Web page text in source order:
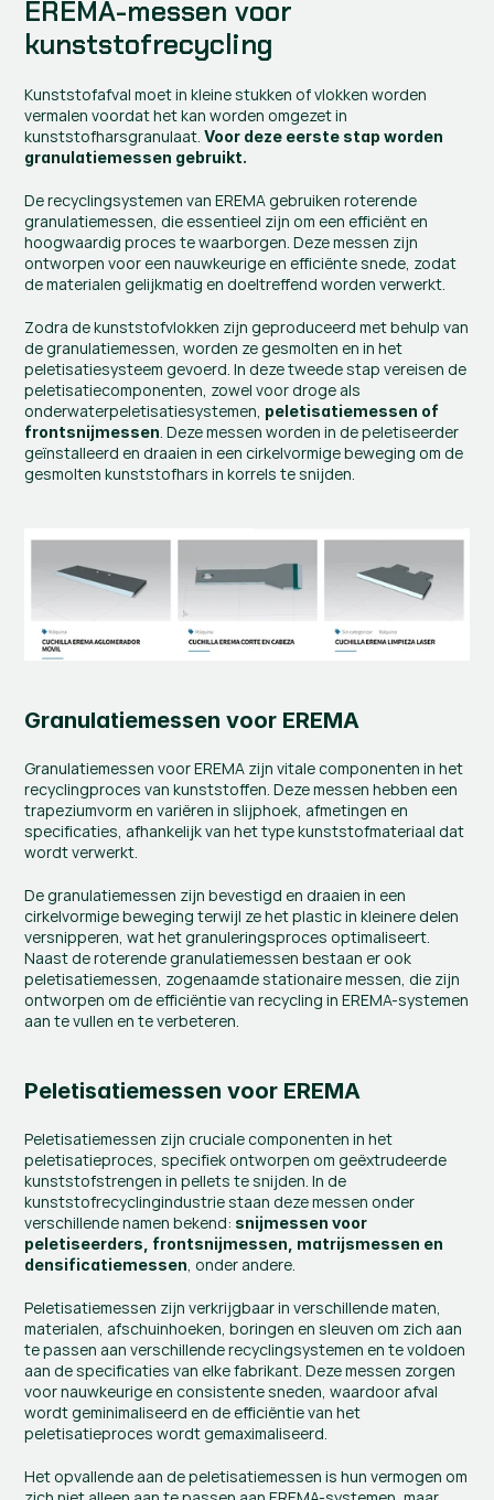
EREMA-messen voor
kunststofrecycling
Kunststofafval moet in kleine stukken of vlokken worden
vermalen voordat het kan worden omgezet in
kunststofharsgranulaat. Voor deze eerste stap worden
granulatiemessen gebruikt.
De recyclingsystemen van EREMA gebruiken roterende
granulatiemessen, die essentieel zijn om een efficiënt en
hoogwaardig proces te waarborgen. Deze messen zijn
ontworpen voor een nauwkeurige en efficiënte snede, zodat
de materialen gelijkmatig en doeltreffend worden verwerkt.
Zodra de kunststofvlokken zijn geproduceerd met behulp van
de granulatiemessen, worden ze gesmolten en in het
peletisatiesysteem gevoerd. In deze tweede stap vereisen de
peletisatiecomponenten, zowel voor droge als
onderwaterpeletisatiesystemen, peletisatiemessen of
frontsnijmessen. Deze messen worden in de peletiseerder
geïnstalleerd en draaien in een cirkelvormige beweging om de
gesmolten kunststofhars in korrels te snijden.
Granulatiemessen voor EREMA
Granulatiemessen voor EREMA zijn vitale componenten in het
recyclingproces van kunststoffen. Deze messen hebben een
trapeziumvorm en variëren in slijphoek, afmetingen en
specificaties, afhankelijk van het type kunststofmateriaal dat
wordt verwerkt.
De granulatiemessen zijn bevestigd en draaien in een
cirkelvormige beweging terwijl ze het plastic in kleinere delen
versnipperen, wat het granuleringsproces optimaliseert.
Naast de roterende granulatiemessen bestaan er ook
peletisatiemessen, zogenaamde stationaire messen, die zijn
ontworpen om de efficiëntie van recycling in EREMA-systemen
aan te vullen en te verbeteren.
Peletisatiemessen voor EREMA
Peletisatiemessen zijn cruciale componenten in het
peletisatieproces, specifiek ontworpen om geëxtrudeerde
kunststofstrengen in pellets te snijden. In de
kunststofrecyclingindustrie staan deze messen onder
verschillende namen bekend: snijmessen voor
peletiseerders, frontsnijmessen, matrijsmessen en
densificatiemessen , onder andere​.
Peletisatiemessen zijn verkrijgbaar in verschillende maten,
materialen, afschuinhoeken, boringen en sleuven om zich aan
te passen aan verschillende recyclingsystemen en te voldoen
aan de specificaties van elke fabrikant. Deze messen zorgen
voor nauwkeurige en consistente sneden, waardoor afval
wordt geminimaliseerd en de efficiëntie van het
peletisatieproces wordt gemaximaliseerd.
Het opvallende aan de peletisatiemessen is hun vermogen om